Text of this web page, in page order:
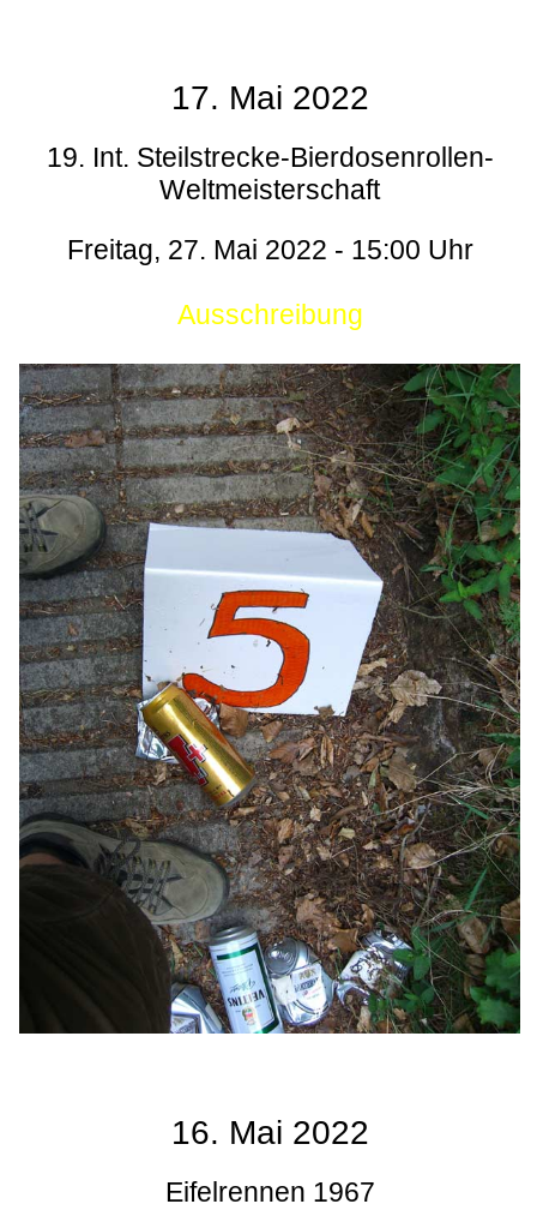
17. Mai 2022
19. Int. Steilstrecke-Bierdosenrollen-
Weltmeisterschaft
Freitag, 27. Mai 2022 - 15:00 Uhr
Ausschreibung
16. Mai 2022
Eifelrennen 1967